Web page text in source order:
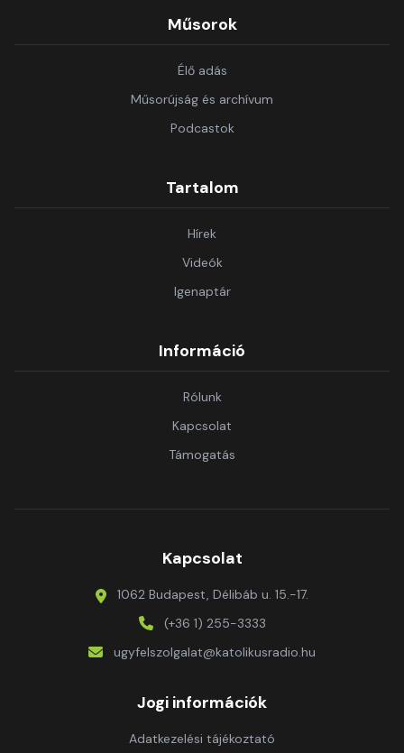
Műsorok
Élő adás
Műsorújság és archívum
Podcastok
Tartalom
Hírek
Videók
Igenaptár
Információ
Rólunk
Kapcsolat
Támogatás
Kapcsolat
1062 Budapest, Délibáb u. 15.-17.
(+36 1) 255-3333
ugyfelszolgalat@katolikusradio.hu
Jogi információk
Adatkezelési tájékoztató